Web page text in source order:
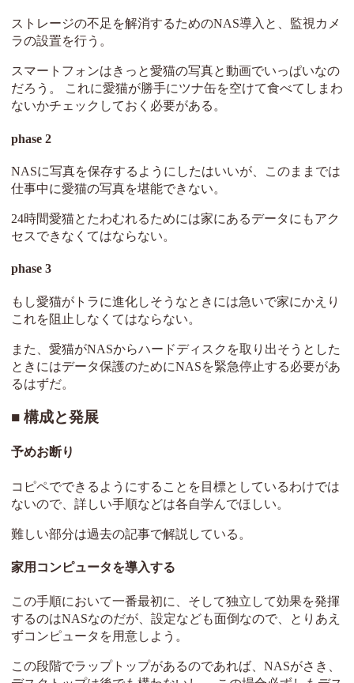
ストレージの不足を解消するためのNAS導入と、監視カメ
ラの設置を行う。
スマートフォンはきっと愛猫の写真と動画でいっぱいなの
だろう。 これに愛猫が勝手にツナ缶を空けて食べてしまわ
ないかチェックしておく必要がある。
phase 2
NASに写真を保存するようにしたはいいが、このままでは
仕事中に愛猫の写真を堪能できない。
24時間愛猫とたわむれるためには家にあるデータにもアク
セスできなくてはならない。
phase 3
もし愛猫がトラに進化しそうなときには急いで家にかえり
これを阻止しなくてはならない。
また、愛猫がNASからハードディスクを取り出そうとした
ときにはデータ保護のためにNASを緊急停止する必要があ
るはずだ。
構成と発展
予めお断り
コピペでできるようにすることを目標としているわけでは
ないので、詳しい手順などは各自学んでほしい。
難しい部分は過去の記事で解説している。
家用コンピュータを導入する
この手順において一番最初に、そして独立して効果を発揮
するのはNASなのだが、設定なども面倒なので、とりあえ
ずコンピュータを用意しよう。
この段階でラップトップがあるのであれば、NASがさき、